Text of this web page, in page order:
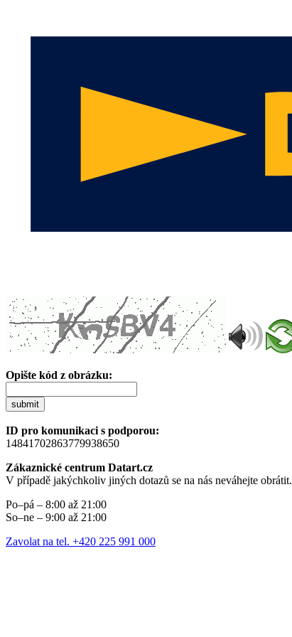
Opište kód z obrázku:
submit
ID pro komunikaci s podporou:
14841702863779938650
Zákaznické centrum Datart.cz
V případě jakýchkoliv jiných dotazů se na nás neváhejte obrátit.
Po–pá – 8:00 až 21:00
So–ne – 9:00 až 21:00
Zavolat na tel. +420 225 991 000